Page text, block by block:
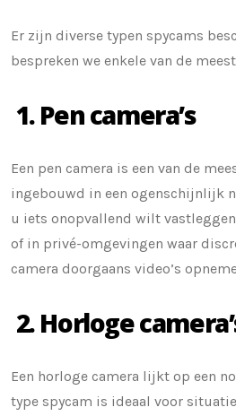
Er zijn diverse typen spycams
bespreken we enkele van de
1. Pen camera’s
Een pen camera is een van de
ingebouwd in een ogenschijnlijk
u iets onopvallend wilt
of in privé-omgevingen waar
camera doorgaans video’s
2. Horloge
Een horloge camera lijkt op een
type spycam is ideaal voor